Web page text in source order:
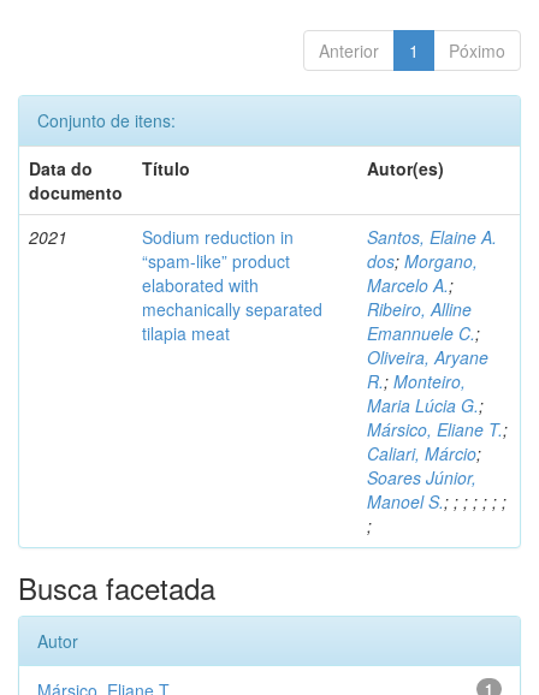
Anterior 1 Póximo
Conjunto de itens:
Data do
documento
Título Autor(es)
2021
Sodium reduction in
“spam-like” product
elaborated with
mechanically separated
tilapia meat
Santos, Elaine A.
dos; Morgano,
Marcelo A.;
Ribeiro, Alline
Emannuele C.;
Oliveira, Aryane
R.; Monteiro,
Maria Lúcia G.;
Mársico, Eliane T.;
Caliari, Márcio;
Soares Júnior,
Manoel S.; ; ; ; ; ; ;
;
Busca facetada
Autor
1